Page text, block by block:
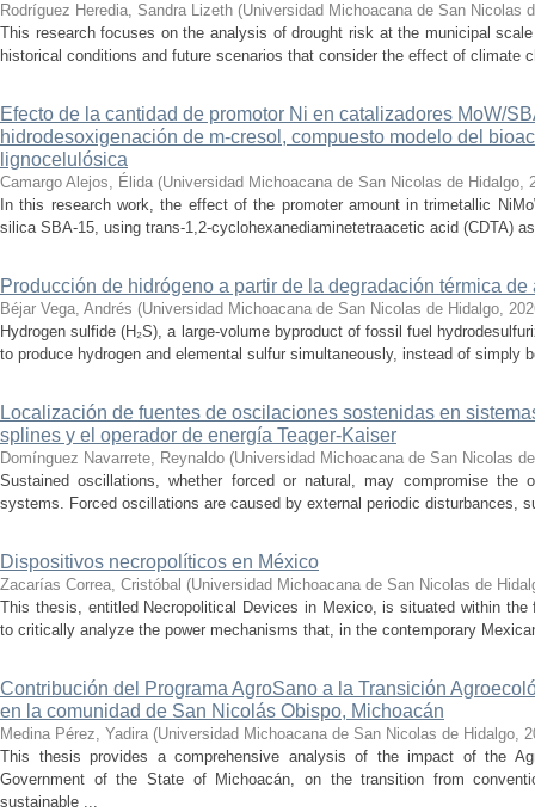
Rodríguez Heredia, Sandra Lizeth (Universidad Michoacana de San Nicolas
This research focuses on the analysis of drought risk at the municipal
historical conditions and future scenarios that consider the effect of climate
Efecto de la cantidad de promotor Ni en catalizadores MoW/
hidrodesoxigenación de m-cresol, compuesto modelo del
lignocelulósica
Camargo Alejos, Élida (Universidad Michoacana de San Nicolas de Hidalgo,
In this research work, the effect of the promoter amount in trimetallic
silica SBA-15, using trans-1,2-cyclohexanediaminetetraacetic acid (CDTA)
Producción de hidrógeno a partir de la degradación térmica
Béjar Vega, Andrés (Universidad Michoacana de San Nicolas de Hidalgo,
Hydrogen sulfide (H₂S), a large-volume byproduct of fossil fuel
to produce hydrogen and elemental sulfur simultaneously, instead of simply
Localización de fuentes de oscilaciones sostenidas en
splines y el operador de energía Teager-Kaiser
Domínguez Navarrete, Reynaldo (Universidad Michoacana de San Nicolas
Sustained oscillations, whether forced or natural, may compromise the
systems. Forced oscillations are caused by external periodic disturbances,
Dispositivos necropolíticos en México
Zacarías Correa, Cristóbal (Universidad Michoacana de San Nicolas de
This thesis, entitled Necropolitical Devices in Mexico, is situated within
to critically analyze the power mechanisms that, in the contemporary
Contribución del Programa AgroSano a la Transición
en la comunidad de San Nicolás Obispo, Michoacán
Medina Pérez, Yadira (Universidad Michoacana de San Nicolas de Hidalgo,
This thesis provides a comprehensive analysis of the impact of the
Government of the State of Michoacán, on the transition from
sustainable ...